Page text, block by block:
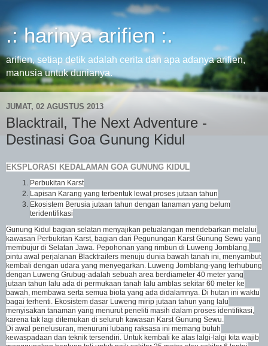
.: harinya arifien :.
arifien, setiap detik adalah cerita dan apa adanya arifien,
manusia untuk dunianya.
JUMAT, 02 AGUSTUS 2013
Blacktrail, The Next Adventure -
Destinasi Goa Gunung Kidul
EKSPLORASI KEDALAMAN GOA GUNUNG KIDUL
Perbukitan Karst
Lapisan Karang yang terbentuk lewat proses jutaan tahun
Ekosistem Berusia jutaan tahun dengan tanaman yang belum
teridentifikasi
Gunung Kidul bagian selatan menyajikan petualangan mendebarkan melalui
kawasan Perbukitan Karst, bagian dari Pegunungan Karst Gunung Sewu yang
membujur di Selatan Jawa. Pepohonan yang rimbun di Luweng Jomblang,
pintu awal perjalanan Blacktrailers menuju dunia bawah tanah ini, menyambut
kembali dengan udara yang menyegarkan. Luweng Jomblang-yang terhubung
dengan Luweng Grubug-adalah sebuah area berdiameter 40 meter yang
jutaan tahun lalu ada di permukaan tanah lalu amblas sekitar 60 meter ke
bawah, membawa serta semua biota yang ada didalamnya. Di hutan ini waktu
bagai terhenti. Ekosistem dasar Luweng mirip jutaan tahun yang lalu
menyisakan tanaman yang menurut peneliti masih dalam proses identifikasi,
karena tak lagi ditemukan di seluruh kawasan Karst Gunung Sewu.
Di awal penelusuran, menuruni lubang raksasa ini memang butuh
kewaspadaan dan teknik tersendiri. Untuk kembali ke atas lalgi-lalgi kita wajib